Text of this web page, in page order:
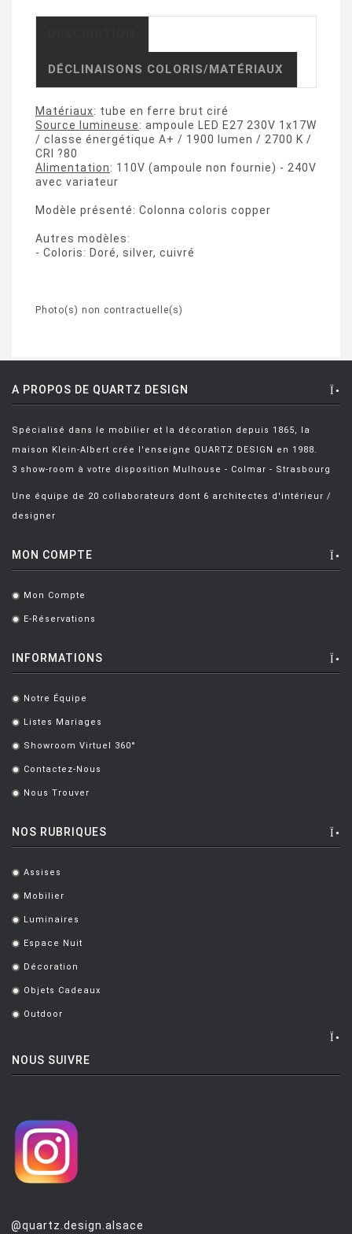
DÉCLINAISONS COLORIS/MATÉRIAUX
Matériaux: tube en ferre brut ciré
Source lumineuse: ampoule LED E27 230V 1x17W
/ classe énergétique A+ / 1900 lumen / 2700 K /
CRI ?80
Alimentation: 110V (ampoule non fournie) - 240V
avec variateur
Modèle présenté: Colonna coloris copper
Autres modèles:
- Coloris: Doré, silver, cuivré
Photo(s) non contractuelle(s)
A PROPOS DE QUARTZ DESIGN
Spécialisé dans le mobilier et la décoration depuis 1865, la
maison Klein-Albert crée l'enseigne QUARTZ DESIGN en 1988.
3 show-room à votre disposition Mulhouse - Colmar - Strasbourg
Une équipe de 20 collaborateurs dont 6 architectes d'intérieur /
designer
MON COMPTE
. Mon Compte
. E-Réservations
INFORMATIONS
. Notre Équipe
. Listes Mariages
. Showroom Virtuel 360°
. Contactez-Nous
. Nous Trouver
NOS RUBRIQUES
. Assises
. Mobilier
. Luminaires
. Espace Nuit
. Décoration
. Objets Cadeaux
. Outdoor
NOUS SUIVRE
@quartz.design.alsace